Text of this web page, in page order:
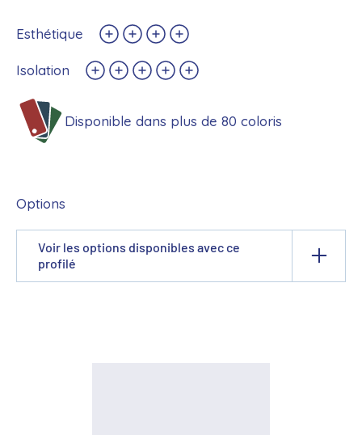
Esthétique
Isolation
Disponible dans plus de 80 coloris
Options
Voir les options disponibles avec ce
profilé